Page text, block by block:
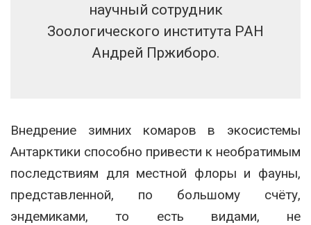
научный сотрудник
Зоологического института РАН
Андрей Пржиборо.
Внедрение зимних комаров в экосистемы
Антарктики способно привести к необратимым
последствиям для местной флоры и фауны,
представленной, по большому счёту,
эндемиками, то есть видами, не